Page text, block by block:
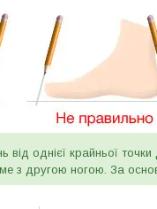
від однієї крайньої
з другою ногою. За